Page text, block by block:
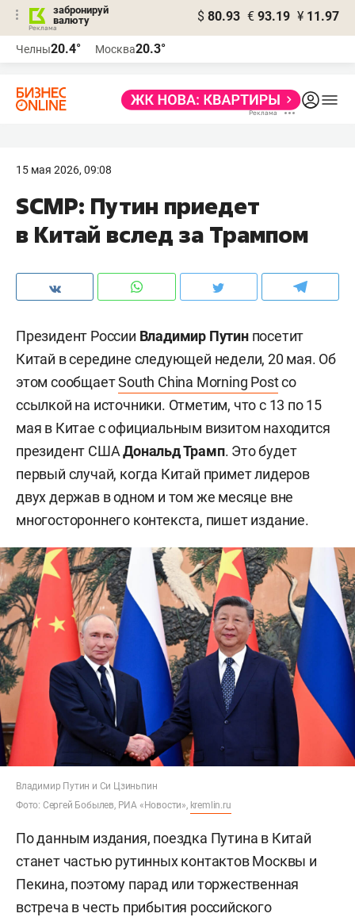
забронируй
валюту
$ 80.93 € 93.19 ¥ 11.97
Челны20.4° Москва20.3°
15 мая 2026, 09:08
SCMP: Путин приедет
в Китай вслед за Трампом
Президент России Владимир Путинпосетит
Китай в середине следующей недели, 20 мая. Об
этом сообщаетSouth China Morning Postсо
ссылкой на источники. Отметим, что с 13 по 15
мая в Китае с официальным визитом находится
президент СШАДональд Трамп. Это будет
первый случай, когда Китай примет лидеров
двух держав в одном и том же месяце вне
многостороннего контекста, пишет издание.
Владимир Путин и Си Цзиньпин
Фото: Сергей Бобылев, РИА «Новости», kremlin.ru
По данным издания, поездка Путина в Китай
станет частью рутинных контактов Москвы и
Пекина, поэтому парад или торжественная
встреча в честь прибытия российского